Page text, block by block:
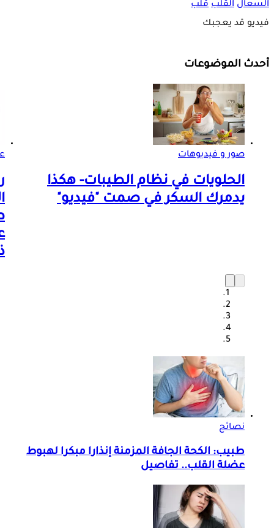
السعال القلب قلب
فيديو قد يعجبك
أحدث الموضوعات
صور و فيديوهات
الحلويات في نظام الطيبات- هكذا
يدمرك السكر في صمت "فيديو"
نصائح
طبيب: الكحة الجافة المزمنة إنذارا مبكرا لهبوط
عضلة القلب.. تفاصيل